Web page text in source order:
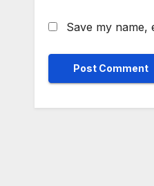
Save my name,